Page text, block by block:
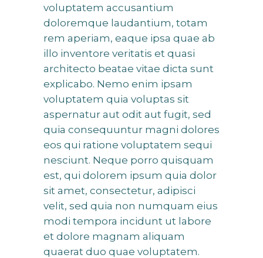
voluptatem accusantium
doloremque laudantium, totam
rem aperiam, eaque ipsa quae ab
illo inventore veritatis et quasi
architecto beatae vitae dicta sunt
explicabo. Nemo enim ipsam
voluptatem quia voluptas sit
aspernatur aut odit aut fugit, sed
quia consequuntur magni dolores
eos qui ratione voluptatem sequi
nesciunt. Neque porro quisquam
est, qui dolorem ipsum quia dolor
sit amet, consectetur, adipisci
velit, sed quia non numquam eius
modi tempora incidunt ut labore
et dolore magnam aliquam
quaerat duo quae voluptatem.